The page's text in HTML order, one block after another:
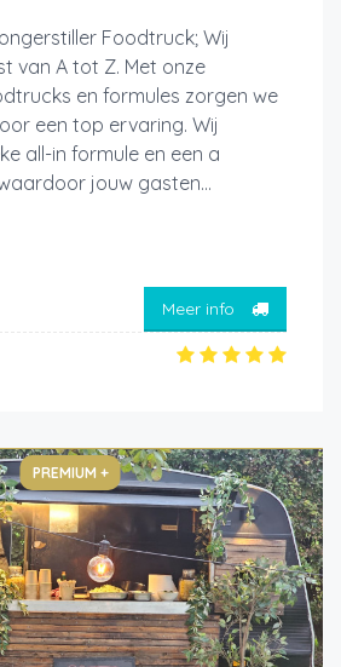
Foodtruck; Wij
van A tot Z. Met onze
en formules zorgen we
een top ervaring. Wij
all-in formule en een a
jouw gasten...
Meer info
PREMIUM +